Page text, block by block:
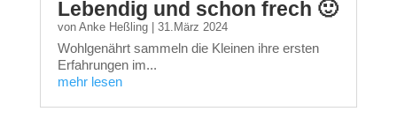
Lebendig und schon frech 🙂
von Anke Heßling| 31.März 2024
Wohlgenährt sammeln die Kleinen ihre ersten
Erfahrungen im...
mehr lesen